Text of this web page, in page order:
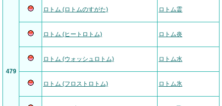
479
ロトム (ロトムのすがた) ロトム霊
ロトム (ヒートロトム) ロトム炎
ロトム (ウォッシュロトム) ロトム水
ロトム (フロストロトム) ロトム氷